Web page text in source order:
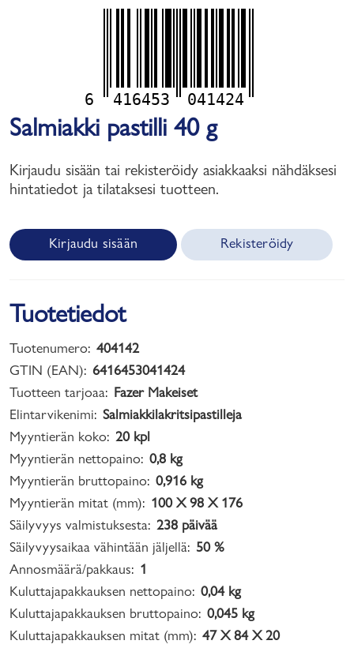
6 416453 041424
Salmiakki pastilli 40 g
Kirjaudu sisään tai rekisteröidy asiakkaaksi nähdäksesi
hintatiedot ja tilataksesi tuotteen.
Kirjaudu sisään Rekisteröidy
Tuotetiedot
Tuotenumero: 404142
GTIN (EAN): 6416453041424
Tuotteen tarjoaa: Fazer Makeiset
Elintarvikenimi: Salmiakkilakritsipastilleja
Myyntierän koko: 20 kpl
Myyntierän nettopaino: 0,8 kg
Myyntierän bruttopaino: 0,916 kg
Myyntierän mitat (mm): 100 X 98 X 176
Säilyvyys valmistuksesta: 238 päivää
Säilyvyysaikaa vähintään jäljellä: 50 %
Annosmäärä/pakkaus: 1
Kuluttajapakkauksen nettopaino: 0,04 kg
Kuluttajapakkauksen bruttopaino: 0,045 kg
Kuluttajapakkauksen mitat (mm): 47 X 84 X 20